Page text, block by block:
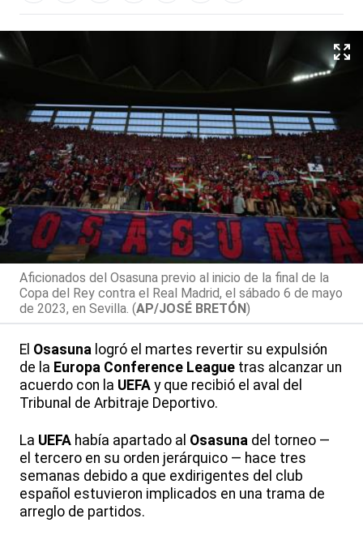
Aficionados del Osasuna previo al inicio de la final de la
Copa del Rey contra el Real Madrid, el sábado 6 de mayo
de 2023, en Sevilla. (AP/JOSÉ BRETÓN)
El Osasuna logró el martes revertir su expulsión
de la Europa Conference League tras alcanzar un
acuerdo con la UEFA y que recibió el aval del
Tribunal de Arbitraje Deportivo.
La UEFA había apartado al Osasuna del torneo —
el tercero en su orden jerárquico — hace tres
semanas debido a que exdirigentes del club
español estuvieron implicados en una trama de
arreglo de partidos.